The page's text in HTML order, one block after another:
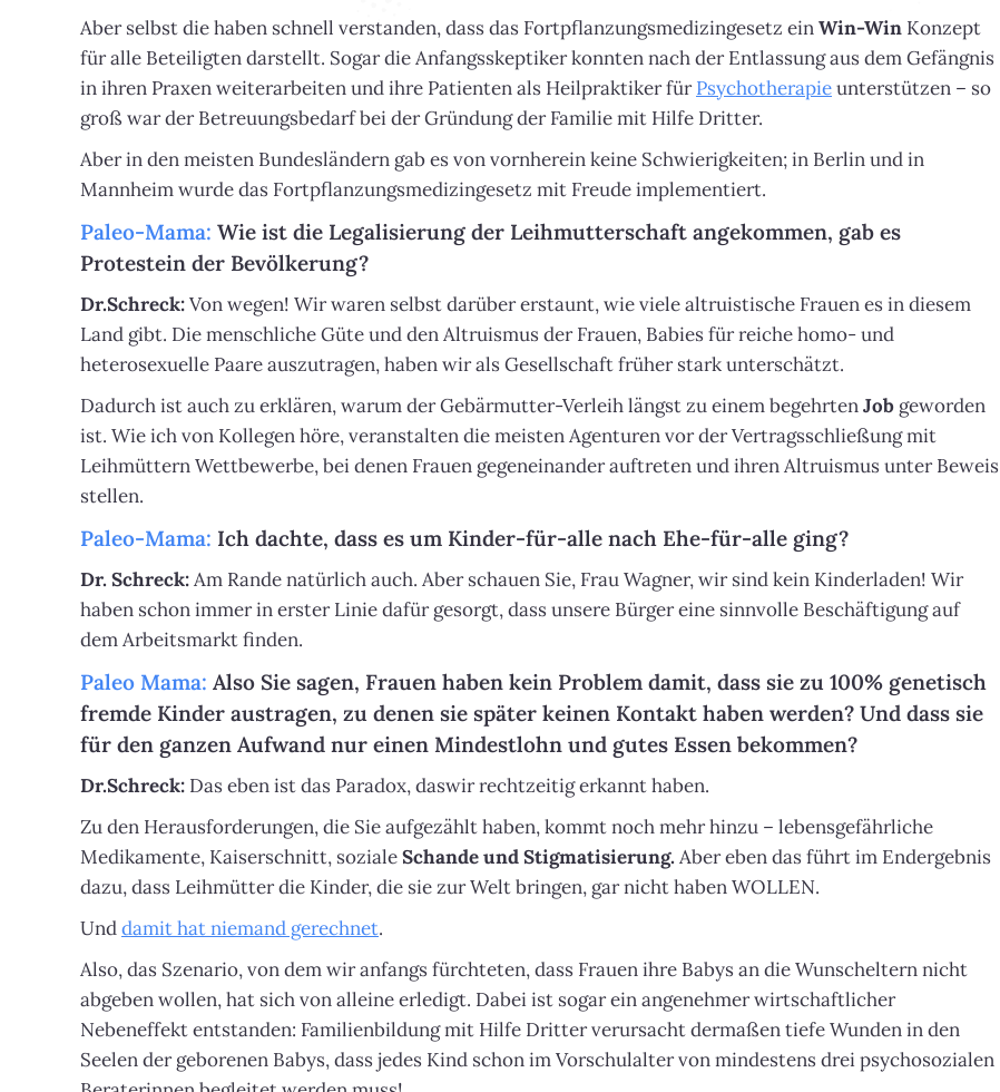
Aber selbst die haben schnell verstanden, dass das Fortpflanzungsmedizingesetz einWin-Win Konzept
für alle Beteiligten darstellt. Sogar die Anfangsskeptiker konnten nach der Entlassung aus dem Gefängnis
in ihren Praxen weiterarbeiten und ihre Patienten als Heilpraktiker fürPsychotherapieunterstützen – so
groß war der Betreuungsbedarf bei der Gründung der Familie mit Hilfe Dritter.
Aber in den meisten Bundesländern gab es von vornherein keine Schwierigkeiten; in Berlin und in
Mannheim wurde das Fortpflanzungsmedizingesetz mit Freude implementiert.
Paleo-Mama: Wie ist die Legalisierung der Leihmutterschaft angekommen, gab es
Protestein der Bevölkerung?
Dr.Schreck:Von wegen! Wir waren selbst darüber erstaunt, wie viele altruistische Frauen es in diesem
Land gibt. Die menschliche Güte und den Altruismus der Frauen, Babies für reiche homo- und
heterosexuelle Paare auszutragen, haben wir als Gesellschaft früher stark unterschätzt.
Dadurch ist auch zu erklären, warum der Gebärmutter-Verleih längst zu einem begehrtenJob geworden
ist. Wie ich von Kollegen höre, veranstalten die meisten Agenturen vor der Vertragsschließung mit
Leihmüttern Wettbewerbe, bei denen Frauen gegeneinander auftreten und ihren Altruismus unter Beweis
stellen.
Paleo-Mama: Ich dachte, dass es um Kinder-für-alle nach Ehe-für-alle ging?
Dr. Schreck:Am Rande natürlich auch. Aber schauen Sie, Frau Wagner, wir sind kein Kinderladen! Wir
haben schon immer in erster Linie dafür gesorgt, dass unsere Bürger eine sinnvolle Beschäftigung auf
dem Arbeitsmarkt finden.
Paleo Mama: Also Sie sagen, Frauen haben kein Problem damit, dass sie zu 100% genetisch
fremde Kinder austragen, zu denen sie später keinen Kontakt haben werden? Und dass sie
für den ganzen Aufwand nur einen Mindestlohn und gutes Essen bekommen?
Dr.Schreck: Das eben ist das Paradox, daswir rechtzeitig erkannt haben.
Zu den Herausforderungen, die Sie aufgezählt haben, kommt noch mehr hinzu – lebensgefährliche
Medikamente, Kaiserschnitt, sozialeSchande und Stigmatisierung. Aber eben das führt im Endergebnis
dazu, dass Leihmütter die Kinder, die sie zur Welt bringen, gar nicht haben WOLLEN.
Unddamit hat niemand gerechnet.
Also, das Szenario, von dem wir anfangs fürchteten, dass Frauen ihre Babys an die Wunscheltern nicht
abgeben wollen, hat sich von alleine erledigt. Dabei ist sogar ein angenehmer wirtschaftlicher
Nebeneffekt entstanden: Familienbildung mit Hilfe Dritter verursacht dermaßen tiefe Wunden in den
Seelen der geborenen Babys, dass jedes Kind schon im Vorschulalter von mindestens drei psychosozialen